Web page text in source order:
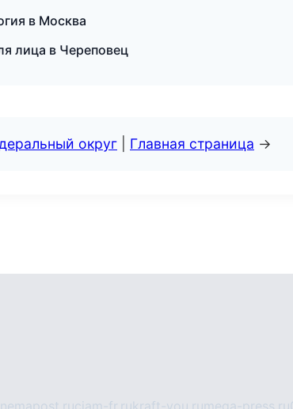
в Москва
лица в Череповец
округ Главная страница →
ciam-fr.rukraft-you.ru mega-press.ru